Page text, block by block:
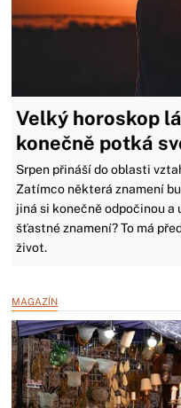
Velký horoskop
konečně potká
Srpen přináší do oblasti
Zatímco některá znamení
jiná si konečně odpočinou
šťastné znamení? To má
život.
MAGAZÍN